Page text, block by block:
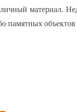
материал.
памятных